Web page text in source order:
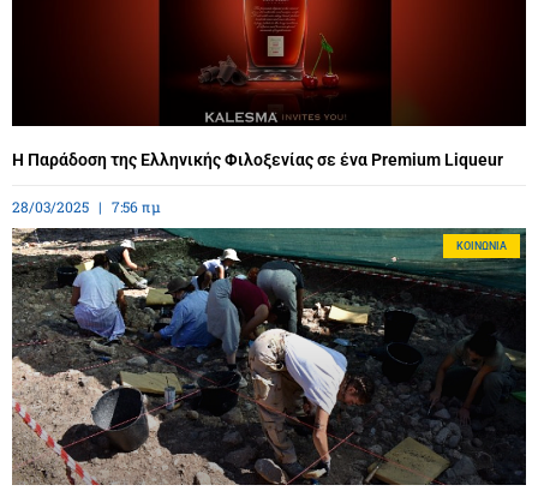
Η Παράδοση της Ελληνικής Φιλοξενίας σε ένα Premium Liqueur
28/03/2025 7:56 πμ
ΚΟΙΝΩΝΊΑ